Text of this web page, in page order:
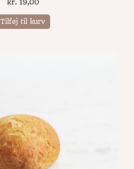
kr. 19,00
Tilføj til kurv